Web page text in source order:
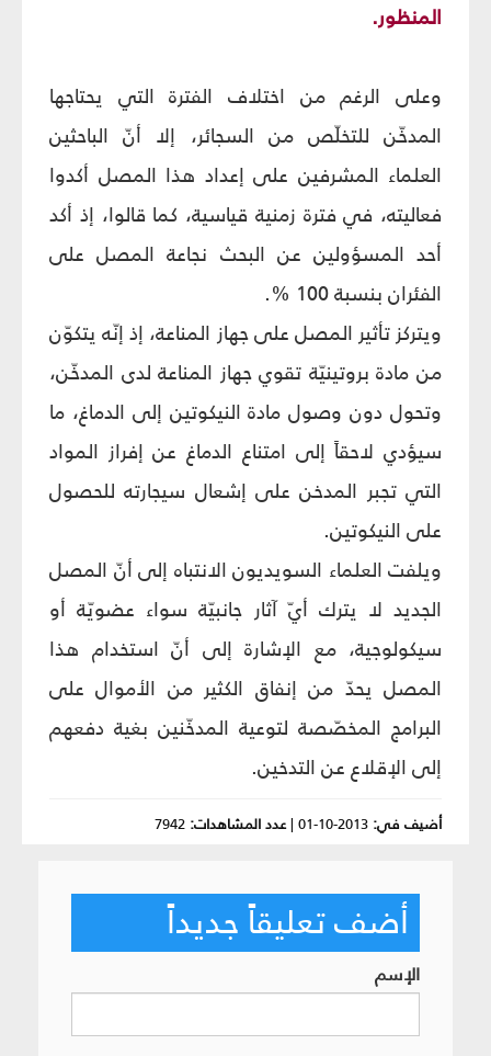
المنظور.
وعلى الرغم من اختلاف الفترة التي يحتاجها
المدخّن للتخلّص من السجائر، إلا أنّ الباحثين
العلماء المشرفين على إعداد هذا المصل أكدوا
فعاليته، في فترة زمنية قياسية، كما قالوا، إذ أكد
أحد المسؤولين عن البحث نجاعة المصل على
الفئران بنسبة 100 %.
ويتركز تأثير المصل على جهاز المناعة، إذ إنّه يتكوّن
من مادة بروتينيّة تقوي جهاز المناعة لدى المدخّن،
وتحول دون وصول مادة النيكوتين إلى الدماغ، ما
سيؤدي لاحقاً إلى امتناع الدماغ عن إفراز المواد
التي تجبر المدخن على إشعال سيجارته للحصول
على النيكوتين.
ويلفت العلماء السويديون الانتباه إلى أنّ المصل
الجديد لا يترك أيّ آثار جانبيّة سواء عضويّة أو
سيكولوجية، مع الإشارة إلى أنّ استخدام هذا
المصل يحدّ من إنفاق الكثير من الأموال على
البرامج المخصّصة لتوعية المدخّنين بغية دفعهم
إلى الإقلاع عن التدخين.
أضيف في: 2013-10-01
|عدد المشاهدات: 7942
أضف تعليقاً جديداً
الإسم